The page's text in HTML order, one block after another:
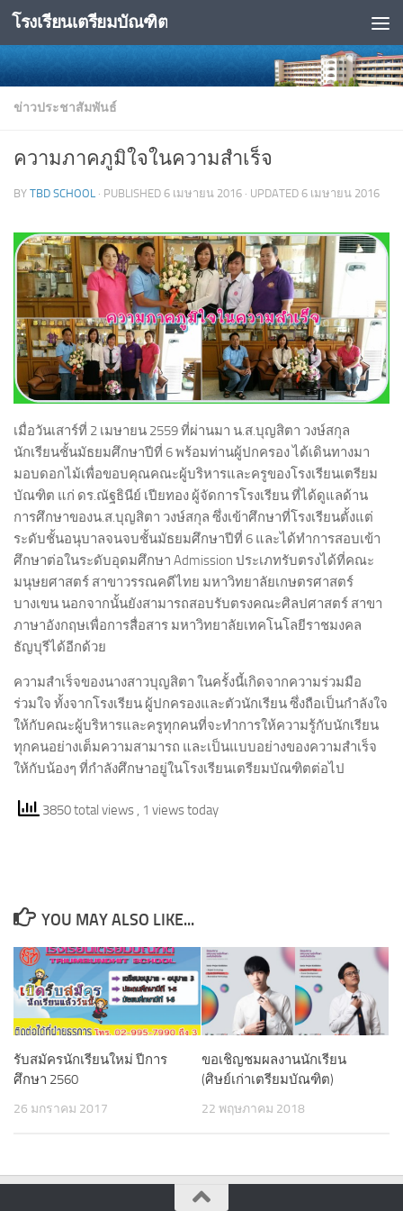
Skip to content
โรงเรียนเตรียมบัณฑิต
ข่าวประชาสัมพันธ์
ความภาคภูมิใจในความสำเร็จ
BY TBD SCHOOL · PUBLISHED 6 เมษายน 2016 · UPDATED 6 เมษายน 2016
เมื่อวันเสาร์ที่ 2 เมษายน 2559 ที่ผ่านมา น.ส.บุญสิตา วงษ์สกุล
นักเรียนชั้นมัธยมศึกษาปีที่ 6 พร้อมท่านผู้ปกครอง ได้เดินทางมา
มอบดอกไม้เพื่อขอบคุณคณะผู้บริหารและครูของโรงเรียนเตรียม
บัณฑิต แก่ ดร.ณัฐธินีย์ เปียทอง ผู้จัดการโรงเรียน ที่ได้ดูแลด้าน
การศึกษาของน.ส.บุญสิตา วงษ์สกุล ซึ่งเข้าศึกษาที่โรงเรียนตั้งแต่
ระดับชั้นอนุบาลจนจบชั้นมัธยมศึกษาปีที่ 6 และได้ทำการสอบเข้า
ศึกษาต่อในระดับอุดมศึกษา Admission ประเภทรับตรงได้ที่คณะ
มนุษยศาสตร์ สาขาวรรณคดีไทย มหาวิทยาลัยเกษตรศาสตร์
บางเขน นอกจากนั้นยังสามารถสอบรับตรงคณะศิลปศาสตร์ สาขา
ภาษาอังกฤษเพื่อการสื่อสาร มหาวิทยาลัยเทคโนโลยีราชมงคล
ธัญบุรีได้อีกด้วย
ความสำเร็จของนางสาวบุญสิตา ในครั้งนี้เกิดจากความร่วมมือ
ร่วมใจ ทั้งจากโรงเรียน ผู้ปกครองและตัวนักเรียน ซึ่งถือเป็นกำลังใจ
ให้กับคณะผู้บริหารและครูทุกคนที่จะทำการให้ความรู้กับนักเรียน
ทุกคนอย่างเต็มความสามารถ และเป็นแบบอย่างของความสำเร็จ
ให้กับน้องๆ ที่กำลังศึกษาอยู่ในโรงเรียนเตรียมบัณฑิตต่อไป
3850 total views , 1 views today
YOU MAY ALSO LIKE...
รับสมัครนักเรียนใหม่ ปีการ
ศึกษา 2560
26 มกราคม 2017
ขอเชิญชมผลงานนักเรียน
(ศิษย์เก่าเตรียมบัณฑิต)
22 พฤษภาคม 2018